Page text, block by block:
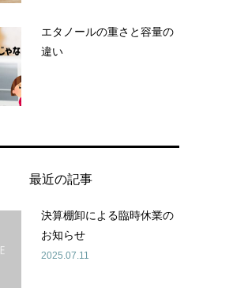
エタノールの重さと容量の
違い
最近の記事
決算棚卸による臨時休業の
お知らせ
2025.07.11